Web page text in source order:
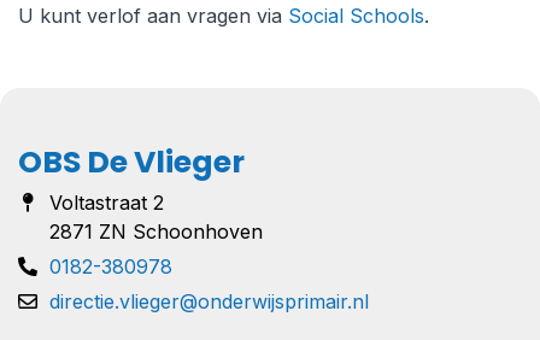
U kunt verlof aan vragen via Social Schools.
OBS De Vlieger
Voltastraat 2
2871 ZN Schoonhoven
0182-380978
directie.vlieger@onderwijsprimair.nl